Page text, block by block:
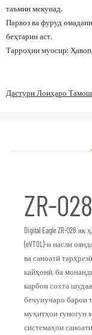
таъмин мекунад.
Парвоз ва фуруд
беҳтарин аст.
Тарроҳии муосир:
Дастури Лоиҳаро
ZR-028
Digital Eagle ZR-028
(eVTOL)-и насли
ва саноатӣ
кайҳонӣ, ба
карбон сохта
бечунучаро барои
муҳитҳои гуногун
системаҳои